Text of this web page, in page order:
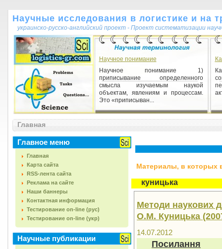
Научные исследования в логистике и на
украинско-русско-английский проект - Проект систематизации
Научное понимание
Научное понимание 1)
приписывание определенного
смысла изучаемым наукой
объектам, явлениям и процессам.
Это «приписыван...
Принцип
высказывание, содержащее
определенное требование к
осуществлению познавательной,
Главная
Главное меню
Главная
Карта сайта
RSS-лента сайта
Реклама на сайте
Наши баннеры
Контактная информация
Тестирование on-line (рус)
Тестирование on-line (укр)
Научные публикации
Материалы, в которых
куницька
Методи наукових
О.М. Куницька
14.07.2012
Посилання